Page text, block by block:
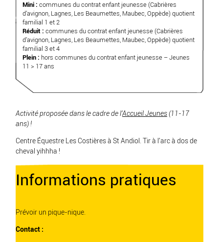
Mini : communes du contrat enfant jeunesse (Cabrières
d’avignon, Lagnes, Les Beaumettes, Maubec, Oppède) quotient
familial 1 et 2
Réduit : communes du contrat enfant jeunesse (Cabrières
d’avignon, Lagnes, Les Beaumettes, Maubec, Oppède) quotient
familial 3 et 4
Plein : hors communes du contrat enfant jeunesse – Jeunes
11 > 17 ans
Activité proposée dans le cadre de l’Accueil Jeunes(11-17
ans) !
Centre Équestre Les Costières à St Andiol. Tir à l’arc à dos de
cheval yihhha !
Informations pratiques
Prévoir un pique-nique.
Contact :